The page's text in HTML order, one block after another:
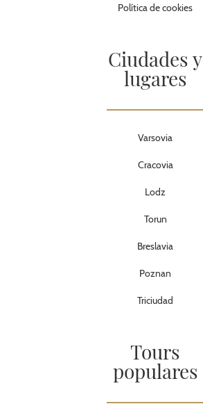
Política de cookies
Ciudades y
lugares
Varsovia
Cracovia
Lodz
Torun
Breslavia
Poznan
Triciudad
Tours
populares